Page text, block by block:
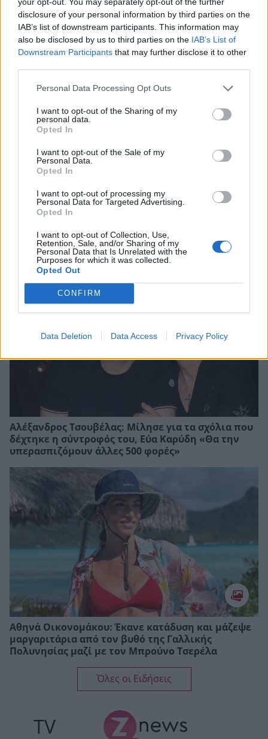
disclosure of your personal information by third parties on the
IAB’s list of downstream participants. This information may
also be disclosed by us to third parties on the IAB’s List of
Downstream Participants that may further disclose it to other
Personal Data Processing Opt Outs
I want to opt-out of the Sharing of my
personal data.
Opted In
I want to opt-out of the Sale of my
Personal Data.
Opted In
I want to opt-out of processing my
Personal Data for Targeted Advertising.
Opted In
I want to opt-out of Collection, Use,
Retention, Sale, and/or Sharing of my
Personal Data that Is Unrelated with the
Purposes for which it was collected.
Opted Out
CONFIRM
Data Deletion Data Access Privacy Policy
Caramel blonde: Η πιο ζεστή ξανθιά απόχρωση της
σεζόν
– Το δικό της φωτογραφικό άλμπουμ από την
πτήση με αερόστατο
Αλέξανδρος Τσουβέλας: Μίλησε για τα σχόλια που
δέχτηκε η σύντροφός του, Εύα Καρύδη «Θα την
υπερασπιζόμουν άλλες 500 φορές»
Αθηνά Οικονομάκου: Έκανε κατάδυση και μάζεψε
μαργαριτάρια από τον βυθό της Γαλλικής
Πολυνησίας μαζί με τον Μπρούνο Τσερέλα
Όλες οι Ειδήσεις
TV